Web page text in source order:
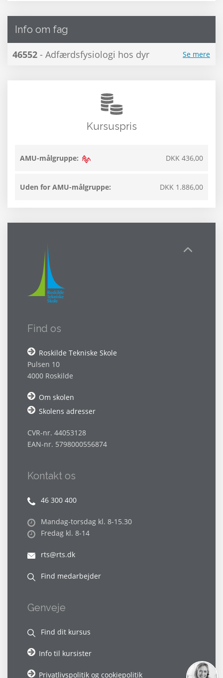
Info om fag
46552 - Adfærdsfysiologi hos dyr Se mere
Kursuspris
AMU-målgruppe: DKK 436,00
Uden for AMU-målgruppe: DKK 1.886,00
Find os
Roskilde Tekniske Skole
Pulsen 10
4000 Roskilde
Om skolen
Skolens adresser
CVR-nr. 44053128
EAN-nr. 5798000556874
Kontakt os
46 300 400
Mandag-torsdag kl. 8-15.30
Fredag kl. 8-14
rts@rts.dk
Find medarbejder
Genveje
Find dit kursus
Info til kursister
Privatlivspolitik og cookiepolitik